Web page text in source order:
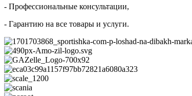
- Профессиональные консультации,
- Гарантию на все товары и услуги.